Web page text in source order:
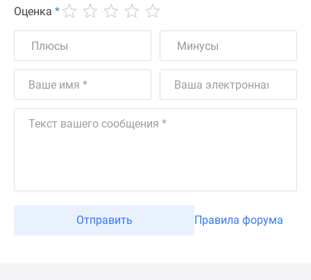
Оценка *
Отправить Правила форума